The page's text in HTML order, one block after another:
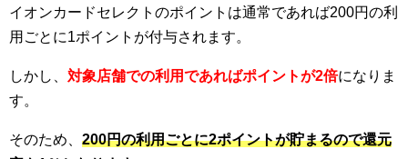
イオンカードセレクトのポイントは通常であれば200円の利
用ごとに1ポイントが付与されます。
しかし、 対象店舗での利用であればポイントが2倍になりま
す。
そのため、 200円の利用ごとに2ポイントが貯まるので還元